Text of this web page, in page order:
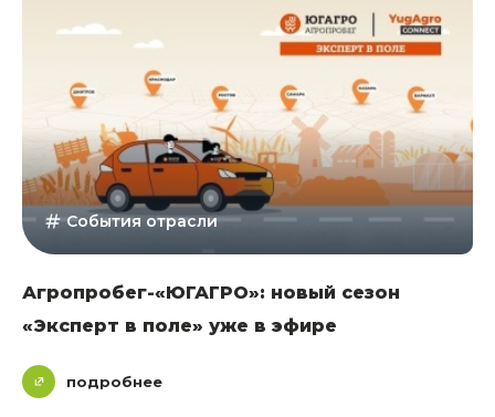
События отрасли
Агропробег-«ЮГАГРО»: новый сезон
«Эксперт в поле» уже в эфире
подробнее